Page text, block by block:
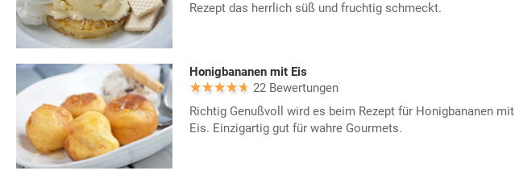
Rezept das herrlich süß und fruchtig schmeckt.
Honigbananen mit Eis
22 Bewertungen
Richtig Genußvoll wird es beim Rezept für Honigbananen mit
Eis. Einzigartig gut für wahre Gourmets.